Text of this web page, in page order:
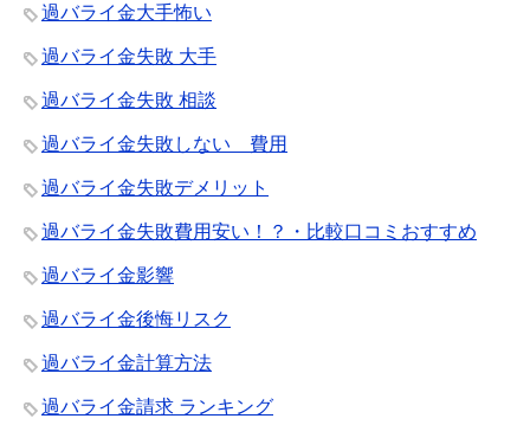
過バライ金大手怖い
過バライ金失敗 大手
過バライ金失敗 相談
過バライ金失敗しない 費用
過バライ金失敗デメリット
過バライ金失敗費用安い！？・比較口コミおすすめ
過バライ金影響
過バライ金後悔リスク
過バライ金計算方法
過バライ金請求 ランキング